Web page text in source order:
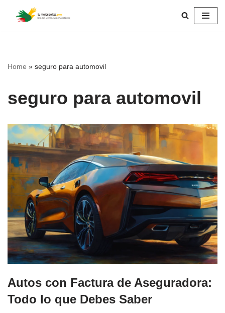
Home » seguro para automovil
seguro para automovil
Autos con Factura de Aseguradora:
Todo lo que Debes Saber